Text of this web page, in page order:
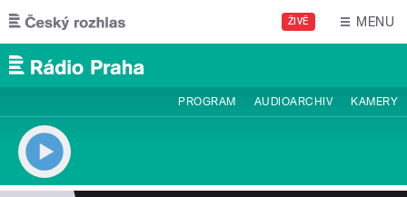
Přejít k hlavnímu obsahu
ŽIVĚ MENU
PROGRAM AUDIOARCHIV KAMERY